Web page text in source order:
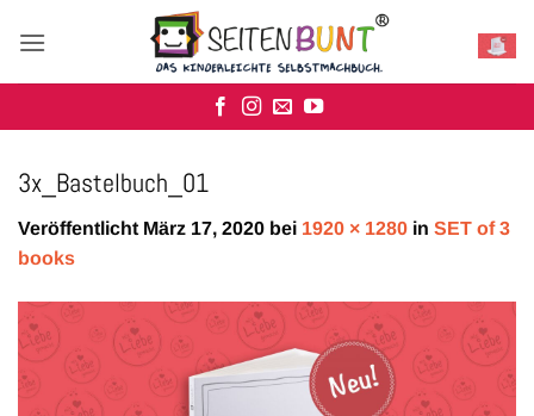
Inhalt
3x_Bastelbuch_01
Veröffentlicht März 17, 2020 bei 1920 × 1280 in SET of 3
books